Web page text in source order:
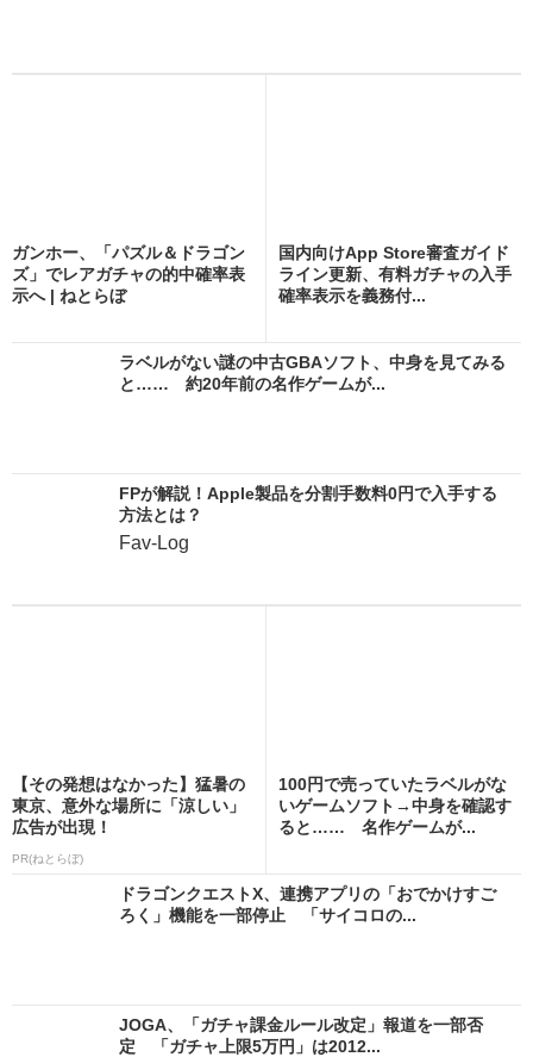
ガンホー、「パズル＆ドラゴン
ズ」でレアガチャの的中確率表
示へ | ねとらぼ
国内向けApp Store審査ガイド
ライン更新、有料ガチャの入手
確率表示を義務付...
ラベルがない謎の中古GBAソフト、中身を見てみる
と…… 約20年前の名作ゲームが...
FPが解説！Apple製品を分割手数料0円で入手する
方法とは？
Fav-Log
【その発想はなかった】猛暑の
東京、意外な場所に「涼しい」
広告が出現！
PR(ねとらぼ)
100円で売っていたラベルがな
いゲームソフト→中身を確認す
ると…… 名作ゲームが...
ドラゴンクエストX、連携アプリの「おでかけすご
ろく」機能を一部停止 「サイコロの...
JOGA、「ガチャ課金ルール改定」報道を一部否
定 「ガチャ上限5万円」は2012...